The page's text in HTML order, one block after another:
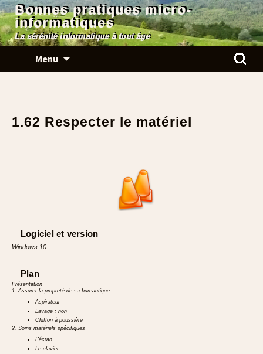
Bonnes pratiques micro-
informatiques
La sérénité informatique à tout âge
Menu
1.62 Respecter le matériel
Logiciel et version
Windows 10
Plan
Présentation
1. Assurer la propreté de sa bureautique
Aspirateur
Lavage : non
Chiffon à poussière
2. Soins matériels spécifiques
L’écran
Le clavier